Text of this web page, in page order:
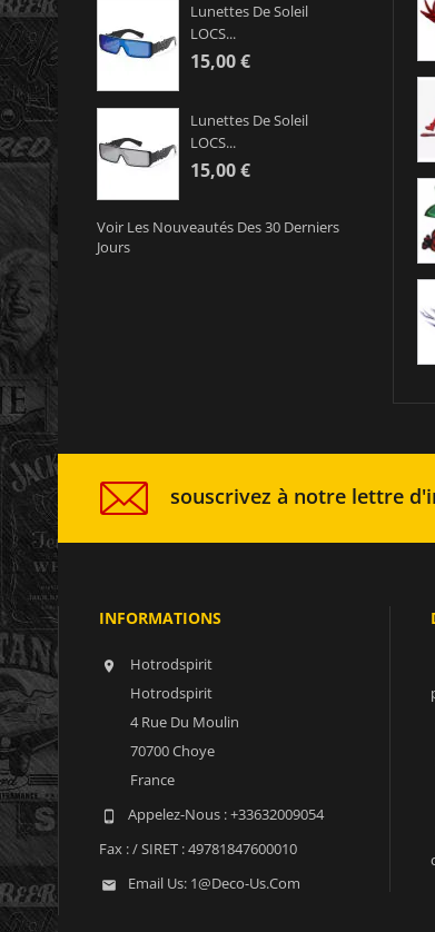
Lunettes De Soleil
LOCS...
15,00 €
Lunettes De Soleil
LOCS...
15,00 €
Voir Les Nouveautés Des 30 Derniers
Jours
souscrivez à notre lettre
INFORMATIONS

Hotrodspirit
Hotrodspirit
4 Rue Du Moulin
70700 Choye
France
 Appelez-Nous :+33632009054
Fax :/ SIRET : 49781847600010
 Email Us: 1@deco-Us.com